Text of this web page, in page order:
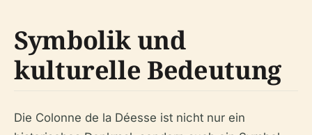
Symbolik und
kulturelle Bedeutung
Die Colonne de la Déesse ist nicht nur ein